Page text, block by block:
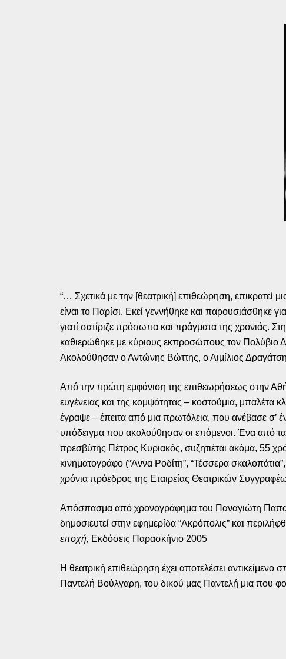
“… Σχετικά με την [θεατρική] επιθεώρηση, επικρατεί
είναι το Παρίσι. Εκεί γεννήθηκε και παρουσιάσθηκε
γιατί σατίριζε πρόσωπα και πράγματα της χρονιάς.
καθιερώθηκε με κύριους εκπροσώπους τον Πολύβιο
Ακολούθησαν ο Αντώνης Βώττης, ο Αιμίλιος
Από την πρώτη εμφάνιση της επιθεωρήσεως στην
ευγένειας και της κομψότητας – κοστούμια,
έγραψε – έπειτα από μια πρωτόλεια, που ανέβασε σ’
υπόδειγμα που ακολούθησαν οι επόμενοι. Ένα από
πρεσβύτης Πέτρος Κυριακός, συζητιέται ακόμα, 55
κινηματογράφο (“Άννα Ροδίτη”, “Τέσσερα
χρόνια πρόεδρος της Εταιρείας Θεατρικών
Απόσπασμα από χρονογράφημα του Παναγιώτη
δημοσιευτεί στην εφημερίδα “Ακρόπολις” και
εποχή, Εκδόσεις Παρασκήνιο 2005
Η θεατρική επιθεώρηση έχει αποτελέσει αντικείμενο
Παντελή Βούλγαρη, του δικού μας Παντελή μια που